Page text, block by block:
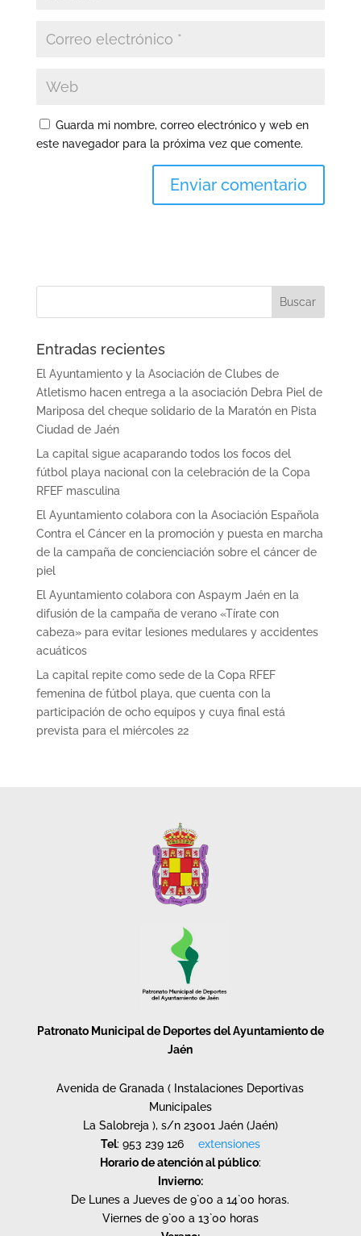
Guarda mi nombre, correo electrónico y web en
este navegador para la próxima vez que comente.
Entradas recientes
El Ayuntamiento y la Asociación de Clubes de
Atletismo hacen entrega a la asociación Debra Piel de
Mariposa del cheque solidario de la Maratón en Pista
Ciudad de Jaén
La capital sigue acaparando todos los focos del
fútbol playa nacional con la celebración de la Copa
RFEF masculina
El Ayuntamiento colabora con la Asociación Española
Contra el Cáncer en la promoción y puesta en marcha
de la campaña de concienciación sobre el cáncer de
piel
El Ayuntamiento colabora con Aspaym Jaén en la
difusión de la campaña de verano «Tírate con
cabeza» para evitar lesiones medulares y accidentes
acuáticos
La capital repite como sede de la Copa RFEF
femenina de fútbol playa, que cuenta con la
participación de ocho equipos y cuya final está
prevista para el miércoles 22
Patronato Municipal de Deportes del Ayuntamiento de
Jaén
Avenida de Granada ( Instalaciones Deportivas
Municipales
La Salobreja ), s/n 23001 Jaén (Jaén)
Tel: 953 239 126
extensiones
Horario de atención al público:
Invierno:
De Lunes a Jueves de 9`00 a 14`00 horas.
Viernes de 9`00 a 13`00 horas